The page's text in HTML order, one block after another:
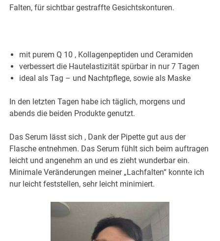
Falten, für sichtbar gestraffte Gesichtskonturen.
mit purem Q 10 , Kollagenpeptiden und Ceramiden
verbessert die Hautelastizität spürbar in nur 7 Tagen
ideal als Tag – und Nachtpflege, sowie als Maske
In den letzten Tagen habe ich täglich, morgens und
abends die beiden Produkte genutzt.
Das Serum lässt sich , Dank der Pipette gut aus der
Flasche entnehmen. Das Serum fühlt sich beim auftragen
leicht und angenehm an und es zieht wunderbar ein.
Minimale Veränderungen meiner „Lachfalten“ konnte ich
nur leicht feststellen, sehr leicht minimiert.